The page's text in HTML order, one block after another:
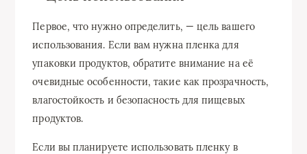
Первое, что нужно определить, — цель вашего
использования. Если вам нужна пленка для
упаковки продуктов, обратите внимание на её
очевидные особенности, такие как прозрачность,
влагостойкость и безопасность для пищевых
продуктов.
Если вы планируете использовать пленку в